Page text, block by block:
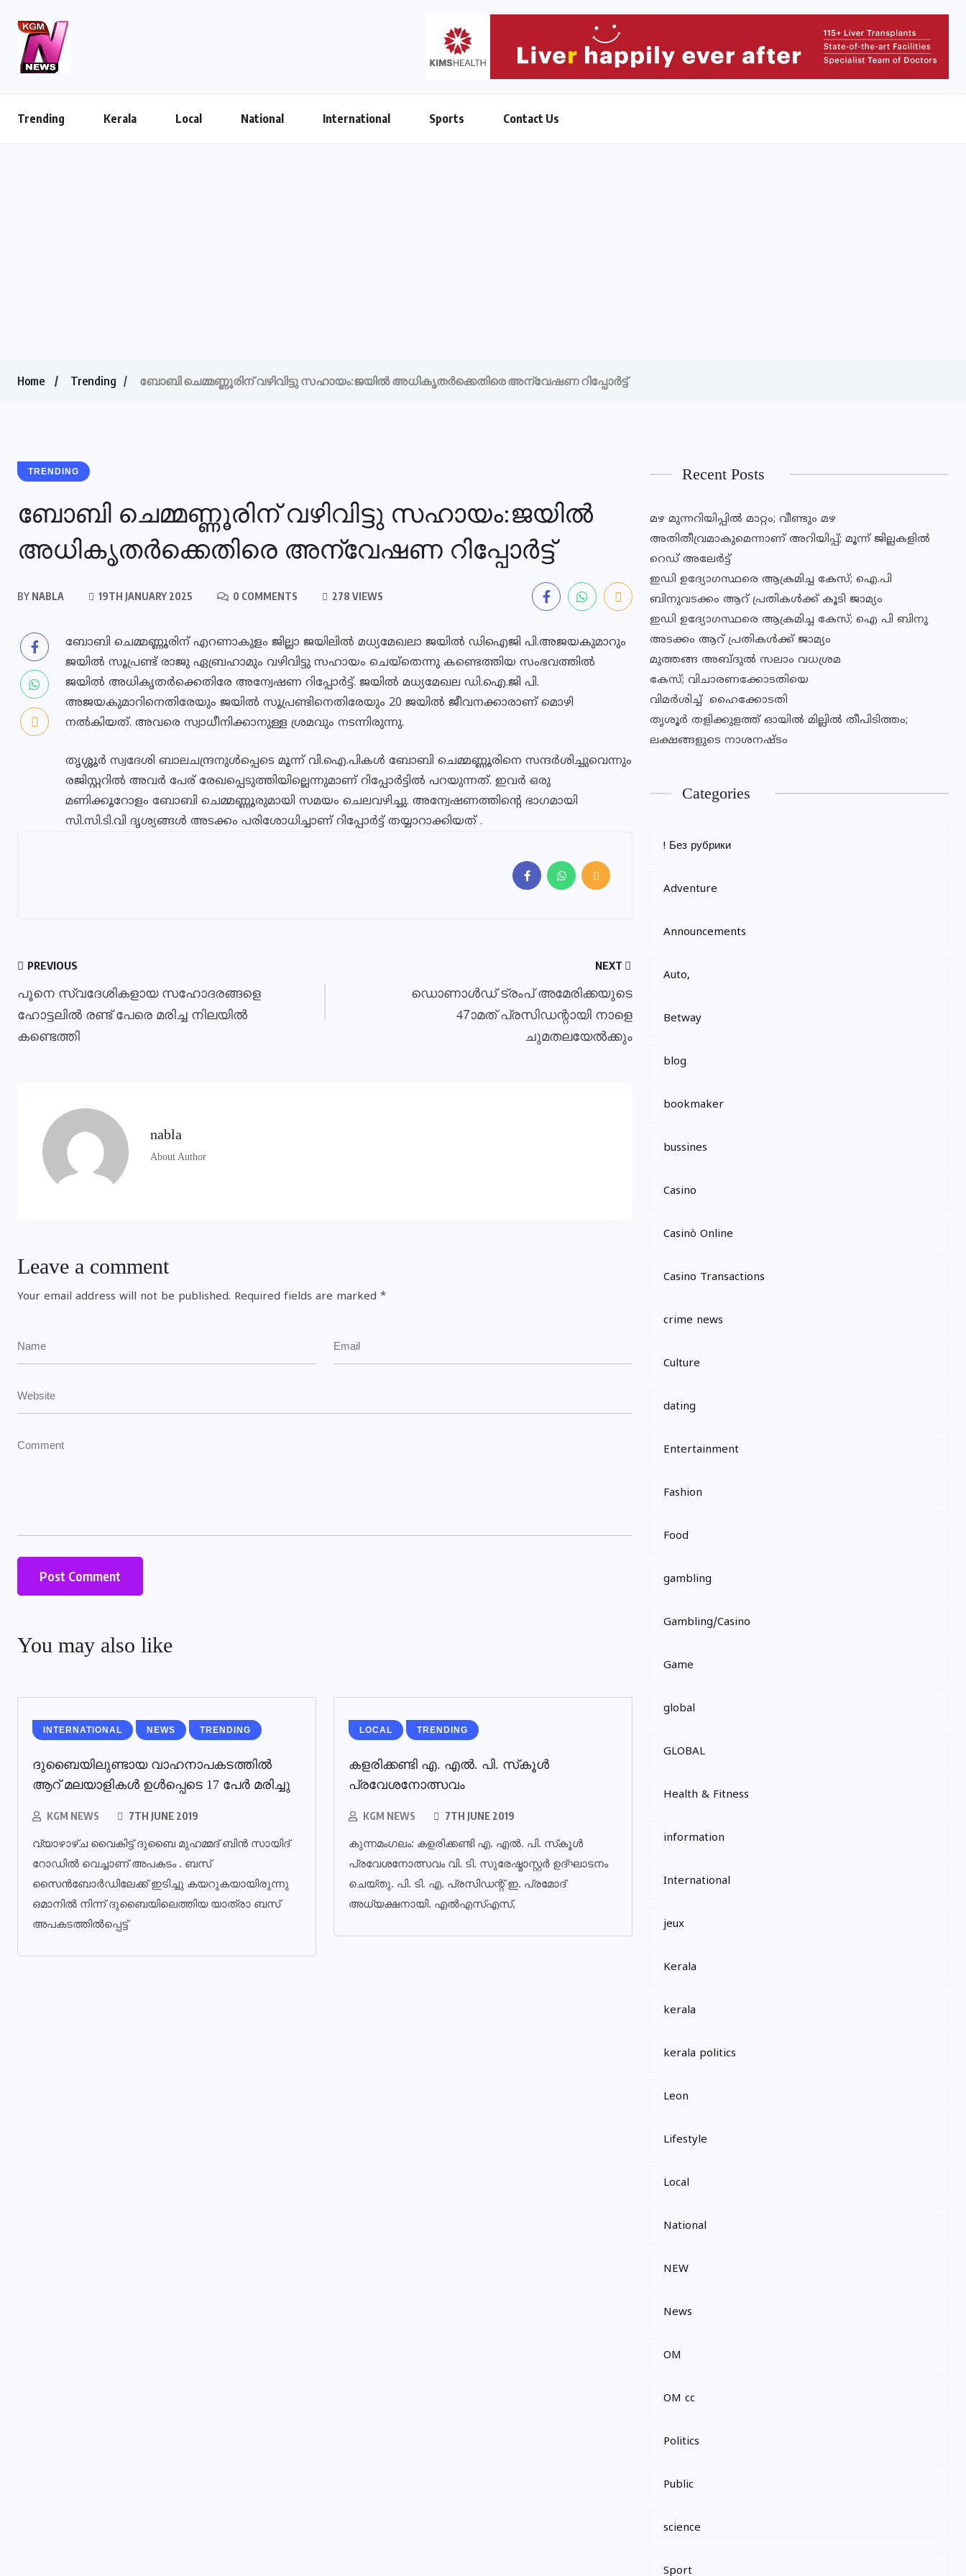
Trending Kerala Local National International Sports Contact Us
Home Trending ബോബി ചെമ്മണ്ണൂരിന് വഴിവിട്ടു സഹായം:ജയിൽ അധികൃതർക്കെതിരെ അന്വേഷണ റിപ്പോർട്ട്
TRENDING
ബോബി ചെമ്മണ്ണൂരിന് വഴിവിട്ടു സഹായം:ജയിൽ
അധികൃതർക്കെതിരെ അന്വേഷണ റിപ്പോർട്ട്
BY NABLA 19TH JANUARY 2025 0 COMMENTS 278 VIEWS
ബോബി ചെമ്മണ്ണൂരിന് എറണാകുളം ജില്ലാ ജയിലിൽ മധ്യമേഖലാ ജയിൽ ഡിഐജി പി.അജയകുമാറും
ജയിൽ സൂപ്രണ്ട് രാജു ഏബ്രഹാമും വഴിവിട്ടു സഹായം ചെയ്തെന്നു കണ്ടെത്തിയ സംഭവത്തിൽ
ജയില്‍ അധികൃതര്‍ക്കെതിരേ അന്വേഷണ റിപ്പോര്‍ട്ട്. ജയില്‍ മധ്യമേഖല ഡി.ഐ.ജി പി.
അജയകുമാറിനെതിരേയും ജയില്‍ സൂപ്രണ്ടിനെതിരേയും 20 ജയില്‍ ജീവനക്കാരാണ് മൊഴി
നല്‍കിയത്. അവരെ സ്വാധീനിക്കാനുള്ള ശ്രമവും നടന്നിരുന്നു.
തൃശ്ശൂര്‍ സ്വദേശി ബാലചന്ദ്രനുള്‍പ്പെടെ മൂന്ന് വി.ഐ.പികള്‍ ബോബി ചെമ്മണ്ണൂരിനെ സന്ദര്‍ശിച്ചുവെന്നും
രജിസ്റ്ററില്‍ അവര്‍ പേര് രേഖപ്പെടുത്തിയില്ലെന്നുമാണ് റിപ്പോര്‍ട്ടില്‍ പറയുന്നത്. ഇവര്‍ ഒരു
മണിക്കൂറോളം ബോബി ചെമ്മണ്ണൂരുമായി സമയം ചെലവഴിച്ചു. അന്വേഷണത്തിന്റെ ഭാഗമായി
സി.സി.ടി.വി ദൃശ്യങ്ങള്‍ അടക്കം പരിശോധിച്ചാണ് റിപ്പോര്‍ട്ട് തയ്യാറാക്കിയത് .
PREVIOUS
പൂനെ സ്വദേശികളായ സഹോദരങ്ങളെ
ഹോട്ടലിൽ രണ്ട് പേരെ മരിച്ച നിലയിൽ
കണ്ടെത്തി
NEXT
ഡൊണാള്‍ഡ് ട്രംപ് അമേരിക്കയുടെ
47ാമത് പ്രസിഡന്റായി നാളെ
ചുമതലയേല്‍ക്കും
nabla
About Author
Leave a comment
Your email address will not be published. Required fields are marked *
You may also like
INTERNATIONAL NEWS TRENDING
ദുബൈയിലുണ്ടായ വാഹനാപകടത്തില്‍
ആറ് മലയാളികള്‍ ഉള്‍പ്പെടെ 17 പേര്‍ മരിച്ചു
KGM NEWS 7TH JUNE 2019
വ്യാഴാഴ്ച വൈകിട്ട് ദുബൈ മുഹമ്മദ് ബിൻ സായിദ്
റോഡിൽ വെച്ചാണ് അപകടം . ബസ്
സൈൻബോർഡിലേക്ക് ഇടിച്ചു കയറുകയായിരുന്നു
ഒമാനിൽ നിന്ന് ദുബൈയിലെത്തിയ യാത്രാ ബസ്
അപകടത്തിൽപ്പെട്ട്
LOCAL TRENDING
കളരിക്കണ്ടി എ. എല്‍. പി. സ്‌കൂള്‍
പ്രവേശനോത്സവം
KGM NEWS 7TH JUNE 2019
കുന്നമംഗലം: കളരിക്കണ്ടി എ. എല്‍. പി. സ്‌കൂള്‍
പ്രവേശനോത്സവം വി. ടി. സുരേഷ്മാസ്റ്റര്‍ ഉദ്ഘാടനം
ചെയ്തു. പി. ടി. എ. പ്രസിഡന്റ് ഇ. പ്രമോദ്
അധ്യക്ഷനായി. എല്‍എസ്എസ്,
Recent Posts
മഴ മുന്നറിയിപ്പില്‍ മാറ്റം; വീണ്ടും മഴ
അതിതീവ്രമാകുമെന്നാണ് അറിയിപ്പ്; മൂന്ന് ജില്ലകളില്‍
റെഡ് അലേര്‍ട്ട്
ഇഡി ഉദ്യോഗസ്ഥരെ ആക്രമിച്ച കേസ്; ഐ.പി
ബിനുവടക്കം ആറ് പ്രതികള്‍ക്ക് കൂടി ജാമ്യം
ഇഡി ഉദ്യോഗസ്ഥരെ ആക്രമിച്ച കേസ്; ഐ പി ബിനു
അടക്കം ആറ് പ്രതികൾക്ക് ജാമ്യം
മുത്തങ്ങ അബ്ദുൽ സലാം വധശ്രമ
കേസ്; വിചാരണക്കോടതിയെ
വിമർശിച്ച് ഹൈക്കോടതി
തൃശൂര്‍ തളിക്കുളത്ത് ഓയില്‍ മില്ലില്‍ തീപിടിത്തം;
ലക്ഷങ്ങളുടെ നാശനഷ്ടം
Categories
! Без рубрики
Adventure
Announcements
Auto,
Betway
blog
bookmaker
bussines
Casino
Casinò Online
Casino Transactions
crime news
Culture
dating
Entertainment
Fashion
Food
gambling
Gambling/Casino
Game
global
GLOBAL
Health & Fitness
information
International
jeux
Kerala
kerala
kerala politics
Leon
Lifestyle
Local
National
NEW
News
OM
OM cc
Politics
Public
science
Sport